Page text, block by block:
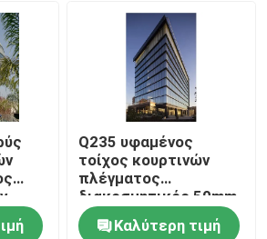
Q235 υφαμένος
τοίχος κουρτινών
πλέγματος
διακοσμητικός 50mm
για τα υψηλά κτήρια
ανόδουΚαλύτερη τιμή